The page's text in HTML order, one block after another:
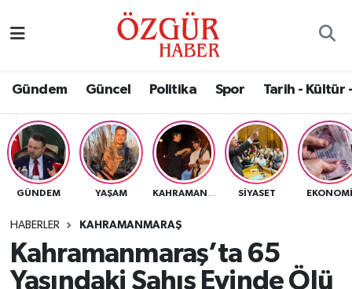
Gündem Güncel Politika Spor Tarih - Kültür
GÜNDEM YAŞAM SIYASET EKONOMI
HABERLER KAHRAMANMARAŞ
Kahramanmaraş’ta 65
Yaşındaki Şahıs Evinde Ölü
Eğitim
Ekonomi
Güncel
Gündem
Nöbetçi Eczaneler
Namaz Vakitleri
Trafik Durumu
Süper Lig Puan Durumu ve Fikstür
Tüm Manşetler